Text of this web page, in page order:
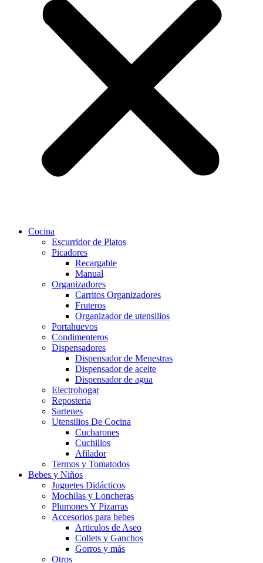
Cocina
Escurridor de Platos
Picadores
Recargable
Manual
Organizadores
Carritos Organizadores
Fruteros
Organizador de utensilios
Portahuevos
Condimenteros
Dispensadores
Dispensador de Menestras
Dispensador de aceite
Dispensador de agua
Electrohogar
Reposteria
Sartenes
Utensilios De Cocina
Cucharones
Cuchillos
Afilador
Termos y Tomatodos
Bebes y Niños
Juguetes Didácticos
Mochilas y Loncheras
Plumones Y Pizarras
Accesorios para bebes
Articulos de Aseo
Collets y Ganchos
Gorros y más
Otros